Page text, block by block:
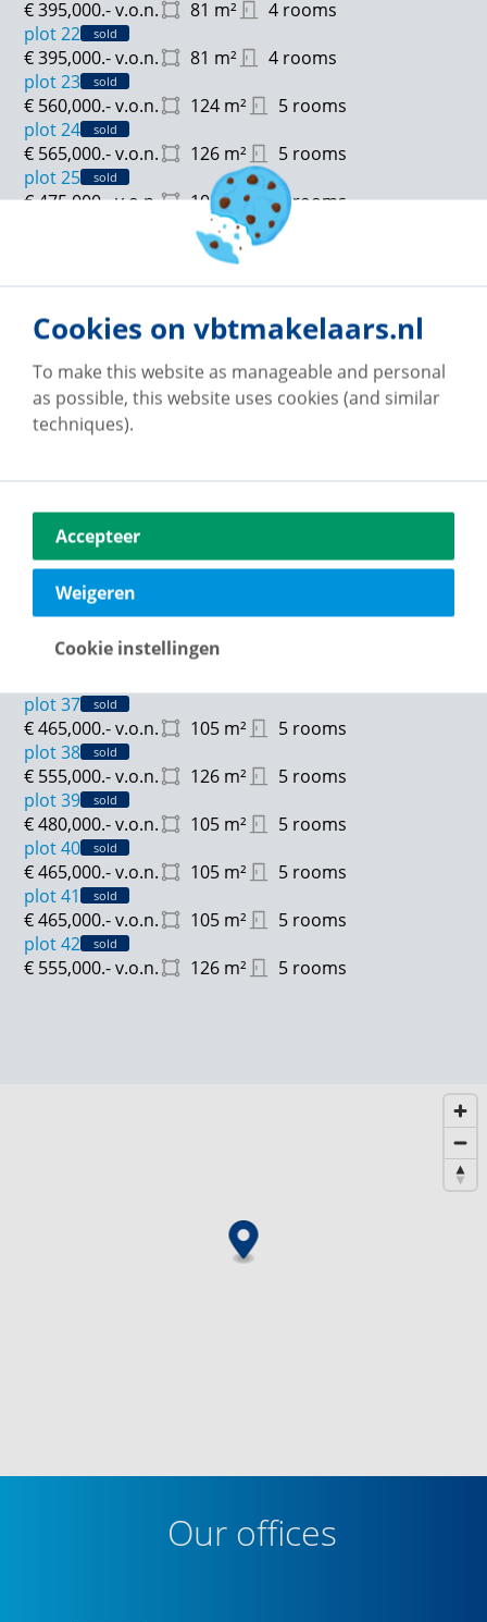
81 m² 4 rooms
€ 395,000.-v.o.n.
plot 22
sold
81 m² 4 rooms
€ 395,000.-v.o.n.
plot 23
sold
124 m² 5 rooms
€ 560,000.-v.o.n.
plot 24
sold
126 m² 5 rooms
€ 565,000.-v.o.n.
plot 25
sold
105m² 5 rooms
€ 475,000.-v.o.n.
105m²
plot 28
sold
126m² 5 rooms
€ 550,000.-v.o.n.
plot 29
sold
124m² 5 rooms
€ 530,000.-v.o.n.
plot 30
sold
€ 395,000.-
v.o.n.
81m² 4 rooms
€ 395,000.-v.o.n.
plot 32
sold
€ 395,000.-v.o.n.
plot 33
sold
€ 610,000.-v.o.n.
sold
plot 36
sold
plot 37
sold
105 m² 5 rooms
€ 465,000.-v.o.n.
plot 38
sold
126 m² 5 rooms
€ 555,000.-v.o.n.
plot 39
sold
105 m² 5 rooms
€ 480,000.-v.o.n.
plot 40
sold
105 m² 5 rooms
€ 465,000.-v.o.n.
plot 41
sold
105 m² 5 rooms
€ 465,000.-v.o.n.
plot 42
sold
126 m² 5 rooms
€ 555,000.-v.o.n.
Our offices
Cookies on vbtmakelaars.nl
To make this website as manageable and personal
as possible, this website uses cookies (and similar
techniques).
Accepteer
Weigeren
Cookie instellingen